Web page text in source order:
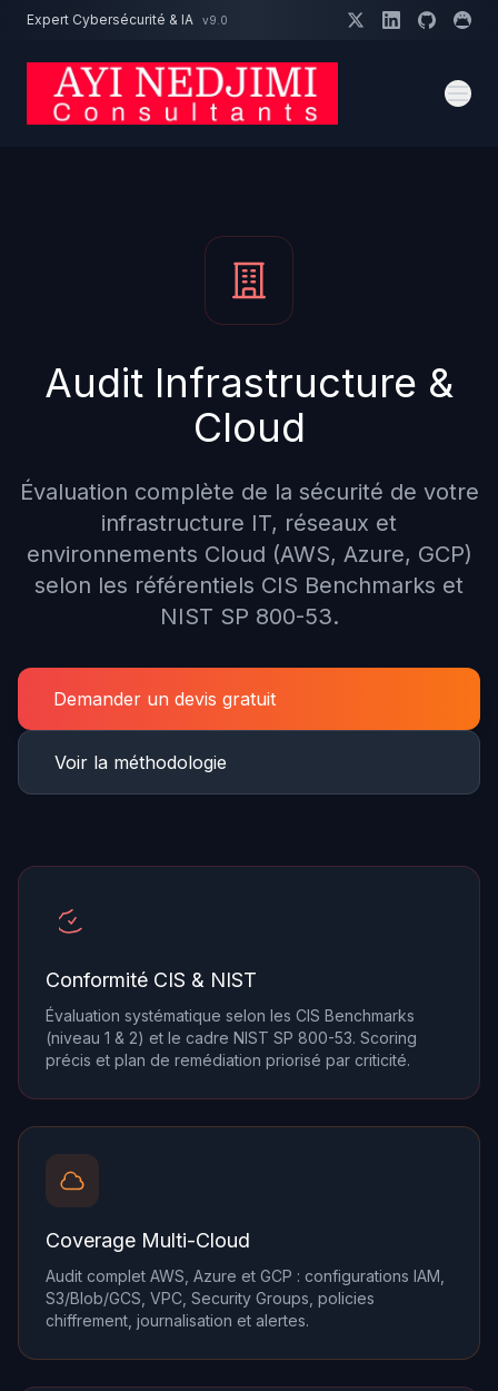
Aller au contenu principal
Expert Cybersécurité & IA v9.0
Audit Infrastructure &
Cloud
Évaluation complète de la sécurité de votre
infrastructure IT, réseaux et
environnements Cloud (AWS, Azure, GCP)
selon les référentiels CIS Benchmarks et
NIST SP 800-53.
Demander un devis gratuit
Voir la méthodologie
Conformité CIS & NIST
Évaluation systématique selon les CIS Benchmarks
(niveau 1 & 2) et le cadre NIST SP 800-53. Scoring
précis et plan de remédiation priorisé par criticité.
Coverage Multi-Cloud
Audit complet AWS, Azure et GCP : configurations IAM,
S3/Blob/GCS, VPC, Security Groups, policies
chiffrement, journalisation et alertes.
Un projet cybersécurité ?